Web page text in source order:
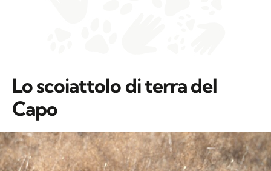
Lo scoiattolo di terra del
Capo